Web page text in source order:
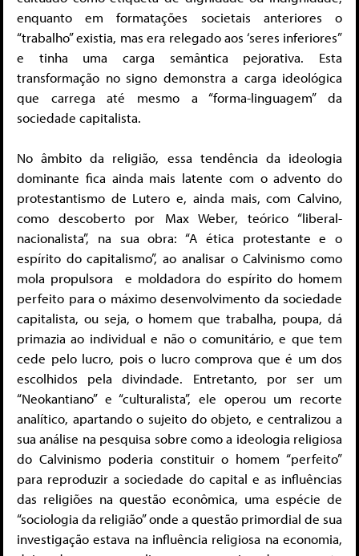
enquanto em formatações societais anteriores o
“trabalho” existia, mas era relegado aos ‘seres inferiores”
e tinha uma carga semântica pejorativa. Esta
transformação no signo demonstra a carga ideológica
que carrega até mesmo a “forma-linguagem” da
sociedade capitalista.
No âmbito da religião, essa tendência da ideologia
dominante fica ainda mais latente com o advento do
protestantismo de Lutero e, ainda mais, com Calvino,
como descoberto por Max Weber, teórico “liberal-
nacionalista”, na sua obra: “A ética protestante e o
espírito do capitalismo”, ao analisar o Calvinismo como
mola propulsora e moldadora do espírito do homem
perfeito para o máximo desenvolvimento da sociedade
capitalista, ou seja, o homem que trabalha, poupa, dá
primazia ao individual e não o comunitário, e que tem
cede pelo lucro, pois o lucro comprova que é um dos
escolhidos pela divindade. Entretanto, por ser um
“Neokantiano” e “culturalista”, ele operou um recorte
analítico, apartando o sujeito do objeto, e centralizou a
sua análise na pesquisa sobre como a ideologia religiosa
do Calvinismo poderia constituir o homem “perfeito”
para reproduzir a sociedade do capital e as influências
das religiões na questão econômica, uma espécie de
“sociologia da religião” onde a questão primordial de sua
investigação estava na influência religiosa na economia,